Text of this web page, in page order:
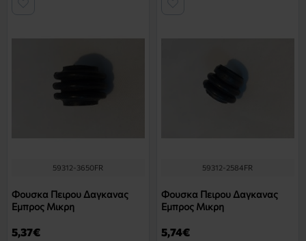
59312-3650FR
Φουσκα Πειρου Δαγκανας
Εμπρος Μικρη
5,37€
59312-2584FR
Φουσκα Πειρου Δαγκανας
Εμπρος Μικρη
5,74€